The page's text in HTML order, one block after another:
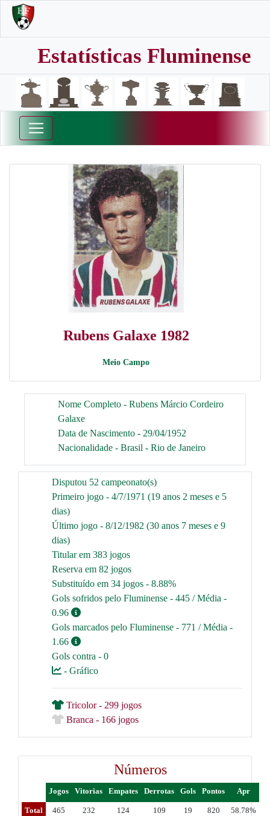
Estatísticas Fluminense
Rubens Galaxe 1982
Meio Campo
Nome Completo - Rubens Márcio Cordeiro
Galaxe
Data de Nascimento - 29/04/1952
Nacionalidade - Brasil - Rio de Janeiro
Disputou 52 campeonato(s)
Primeiro jogo - 4/7/1971 (19 anos 2 meses e 5
dias)
Último jogo - 8/12/1982 (30 anos 7 meses e 9
dias)
Titular em 383 jogos
Reserva em 82 jogos
Substituído em 34 jogos - 8.88%
Gols sofridos pelo Fluminense - 445 / Média -
0.96
Gols marcados pelo Fluminense - 771 / Média -
1.66
Gols contra - 0
- Gráfico
Tricolor - 299 jogos
Branca - 166 jogos
Números
Jogos Vitorias Empates Derrotas Gols Pontos Apr
Total 465 232 124 109 19 820 58.78%